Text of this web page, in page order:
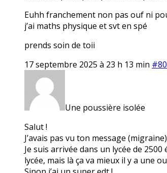
Euhh franchement non pas ouf ni
j’ai maths physique et svt en spé
prends soin de toii
17 septembre 2025 à 23 h 13 min
Une poussière isolée
Salut !
J’avais pas vu ton message
Je suis arrivée dans un lycée de
lycée, mais là ça va mieux il y a une